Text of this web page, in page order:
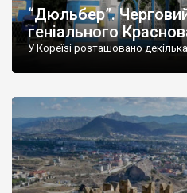
“Дюльбер”.
геніального
У Кореїзі розташовано